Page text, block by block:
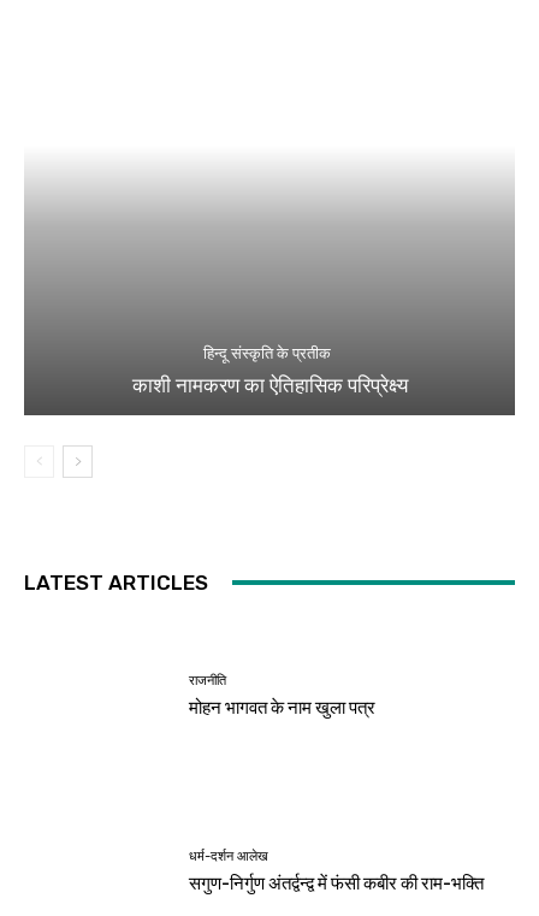
हिन्दू संस्कृति के प्रतीक
काशी नामकरण का ऐतिहासिक परिप्रेक्ष्य
LATEST ARTICLES
राजनीति
मोहन भागवत के नाम खुला पत्र
धर्म-दर्शन आलेख
सगुण-निर्गुण अंतर्द्वन्द्व में फंसी कबीर की राम-भक्ति